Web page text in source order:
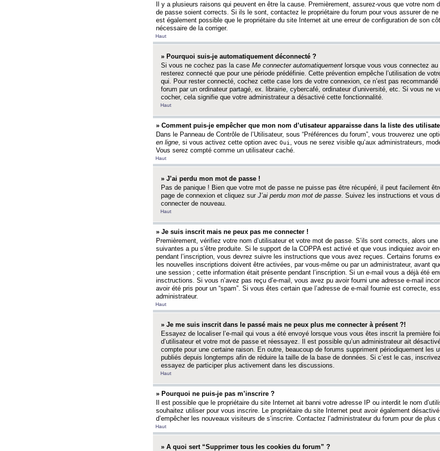
Il y a plusieurs raisons qui peuvent en être la cause. Premièrement, assurez-vous que votre nom
de passe soient corrects. Si ils le sont, contactez le propriétaire du forum pour vous assurer de ne
est également possible que le propriétaire du site Internet ait une erreur de configuration de son
nécessaire de la corriger.
Haut
» Pourquoi suis-je automatiquement déconnecté ?
Si vous ne cochez pas la case Me connecter automatiquement lorsque vous vous connectez
resterez connecté que pour une période prédéfinie. Cette prévention empêche l’utilisation de
qui. Pour rester connecté, cochez cette case lors de votre connexion, ce n’est pas
forum par un ordinateur partagé, ex. librairie, cybercafé, ordinateur d’université, etc. Si vous ne
cocher, cela signifie que votre administrateur a désactivé cette fonctionnalité.
Haut
» Comment puis-je empêcher que mon nom d’utisateur apparaisse dans la liste des
Dans le Panneau de Contrôle de l’Utilisateur, sous “Préférences du forum”, vous trouverez une
en ligne, si vous activez cette option avec Oui , vous ne serez visible qu’aux administrateurs,
Vous serez compté comme un utilisateur caché.
Haut
» J’ai perdu mon mot de passe !
Pas de panique ! Bien que votre mot de passe ne puisse pas être récupéré, il peut facilement
page de connexion et cliquez sur J’ai perdu mon mot de passe. Suivez les instructions et vous
connecter de nouveau.
Haut
» Je suis inscrit mais ne peux pas me connecter !
Premièrement, vérifiez votre nom d’utilisateur et votre mot de passe. S’ils sont corrects, alors
suivantes a pu s’être produite. Si le support de la COPPA est activé et que vous indiquiez avoir
pendant l’inscription, vous devrez suivre les instructions que vous avez reçues. Certains forums
les nouvelles inscriptions doivent être activées, par vous-même ou par un administrateur, avant
une session ; cette information était présente pendant l’inscription. Si un e-mail vous a déjà été
insctructions. Si vous n’avez pas reçu d’e-mail, vous avez pu avoir fourni une adresse e-mail
avoir été pris pour un “spam”. Si vous êtes certain que l’adresse de e-mail fournie est correcte,
administrateur.
Haut
» Je me suis inscrit dans le passé mais ne peux plus me connecter à présent ?!
Essayez de localiser l’e-mail qui vous a été envoyé lorsque vous vous êtes inscrit la première
d’utilisateur et votre mot de passe et réessayez. Il est possible qu’un administrateur ait
compte pour une certaine raison. En outre, beaucoup de forums suppriment périodiquement les
publiés depuis longtemps afin de réduire la taille de la base de données. Si c’est le cas,
essayez de participer plus activement dans les discussions.
Haut
» Pourquoi ne puis-je pas m’inscrire ?
Il est possible que le propriétaire du site Internet ait banni votre adresse IP ou interdit le nom
souhaitez utiliser pour vous inscrire. Le propriétaire du site Internet peut avoir également
d’empêcher les nouveaux visiteurs de s’inscrire. Contactez l’administrateur du forum pour de plus
Haut
» A quoi sert “Supprimer tous les cookies du forum” ?